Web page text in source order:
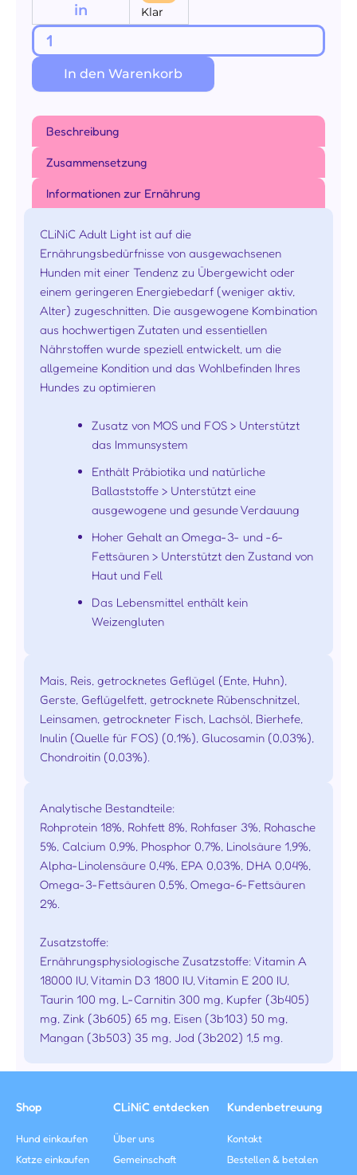
in
Klar
In den Warenkorb
Beschreibung
Zusammensetzung
Informationen zur Ernährung
CLiNiC Adult Light ist auf die
Ernährungsbedürfnisse von ausgewachsenen
Hunden mit einer Tendenz zu Übergewicht oder
einem geringeren Energiebedarf (weniger aktiv,
Alter) zugeschnitten. Die ausgewogene Kombination
aus hochwertigen Zutaten und essentiellen
Nährstoffen wurde speziell entwickelt, um die
allgemeine Kondition und das Wohlbefinden Ihres
Hundes zu optimieren
Zusatz von MOS und FOS > Unterstützt
das Immunsystem
Enthält Präbiotika und natürliche
Ballaststoffe > Unterstützt eine
ausgewogene und gesunde Verdauung
Hoher Gehalt an Omega-3- und -6-
Fettsäuren > Unterstützt den Zustand von
Haut und Fell
Das Lebensmittel enthält kein
Weizengluten
Mais, Reis, getrocknetes Geflügel (Ente, Huhn),
Gerste, Geflügelfett, getrocknete Rübenschnitzel,
Leinsamen, getrockneter Fisch, Lachsöl, Bierhefe,
Inulin (Quelle für FOS) (0,1%), Glucosamin (0,03%),
Chondroitin (0,03%).
Analytische Bestandteile:
Rohprotein 18%, Rohfett 8%, Rohfaser 3%, Rohasche
5%, Calcium 0,9%, Phosphor 0,7%, Linolsäure 1,9%,
Alpha-Linolensäure 0,4%, EPA 0,03%, DHA 0,04%,
Omega-3-Fettsäuren 0,5%, Omega-6-Fettsäuren
2%.
Zusatzstoffe:
Ernährungsphysiologische Zusatzstoffe: Vitamin A
18000 IU, Vitamin D3 1800 IU, Vitamin E 200 IU,
Taurin 100 mg, L-Carnitin 300 mg, Kupfer (3b405)
mg, Zink (3b605) 65 mg, Eisen (3b103) 50 mg,
Mangan (3b503) 35 mg, Jod (3b202) 1,5 mg.
Shop
Hund einkaufen
Katze einkaufen
CLiNiC entdecken
Über uns
Gemeinschaft
Kundenbetreuung
Kontakt
Bestellen & betalen